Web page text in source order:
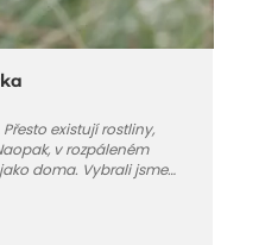
existují rostliny,
v rozpáleném
doma. Vybrali jsme
podívat, které to jsou.